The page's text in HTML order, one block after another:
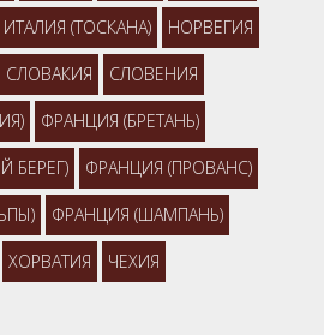
ИТАЛИЯ (ТОСКАНА) НОРВЕГИЯ
СЛОВАКИЯ СЛОВЕНИЯ
ФРАНЦИЯ (БРЕТАНЬ)
БЕРЕГ) ФРАНЦИЯ (ПРОВАНС)
ФРАНЦИЯ (ШАМПАНЬ)
ХОРВАТИЯ ЧЕХИЯ